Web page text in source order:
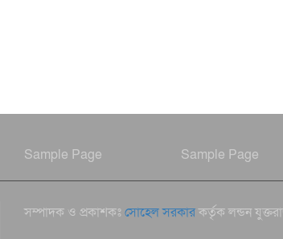
Sample Page Sample Page
সম্পাদক ও প্রকাশকঃ সোহেল সরকারকর্তৃক লন্ডন